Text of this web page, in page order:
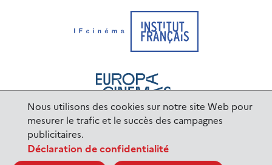
Nous utilisons des cookies sur notre site Web pour
mesurer le trafic et le succès des campagnes
publicitaires.
Déclaration de confidentialité
© 2023 Institut français de Prague |